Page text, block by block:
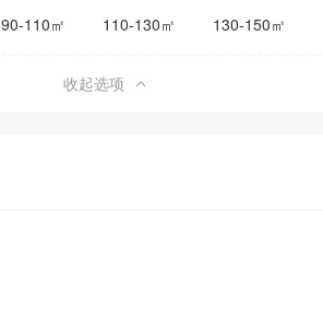
90-110㎡ 110-130㎡ 130-150㎡
收起选项